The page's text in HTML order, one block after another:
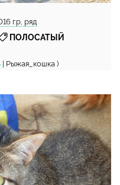
г.р, ряд
ПОЛОСАТЫЙ
| Рыжая_кошка )